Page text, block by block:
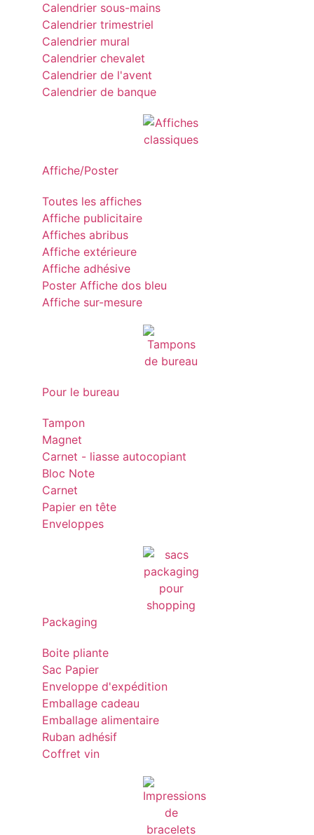
Calendrier sous-mains
Calendrier trimestriel
Calendrier mural
Calendrier chevalet
Calendrier de l'avent
Calendrier de banque
Affiche/Poster
Toutes les affiches
Affiche publicitaire
Affiches abribus
Affiche extérieure
Affiche adhésive
Poster Affiche dos bleu
Affiche sur-mesure
Pour le bureau
Tampon
Magnet
Carnet - liasse autocopiant
Bloc Note
Carnet
Papier en tête
Enveloppes
Packaging
Boite pliante
Sac Papier
Enveloppe d'expédition
Emballage cadeau
Emballage alimentaire
Ruban adhésif
Coffret vin